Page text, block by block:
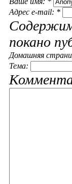
Адрес e-mail: *
покано
Домашняя
Тема: